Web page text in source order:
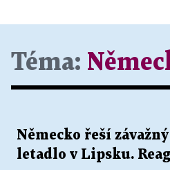
Téma:
Německo řeší
letadlo v Lipsku.